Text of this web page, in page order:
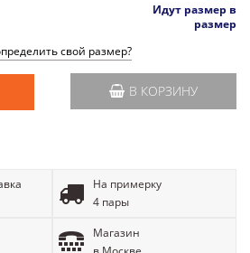
Идут размер в
размер
свой размер?
В КОРЗИНУ
На примерку
4 пары
Магазин